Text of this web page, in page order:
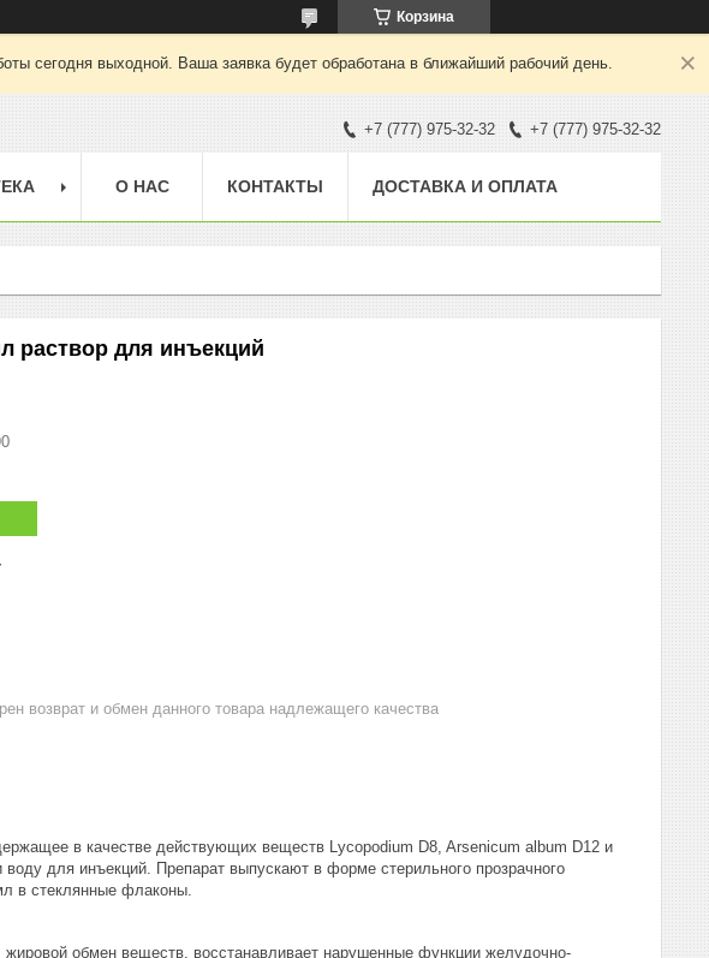
Корзина
сегодня выходной. Ваша заявка будет обработана в ближайший рабочий день.
+7 (777) 975-32-32 +7 (777) 975-32-32
О НАС КОНТАКТЫ ДОСТАВКА И ОПЛАТА
раствор для инъекций
возврат и обмен данного товара надлежащего качества
в качестве действующих веществ Lycopodium D8, Arsenicum album D12 и
для инъекций. Препарат выпускают в форме стерильного прозрачного
в стеклянные флаконы.
обмен веществ, восстанавливает нарушенные функции желудочно-